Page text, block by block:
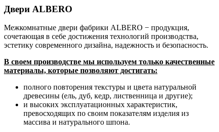
Двери ALBERO
Межкомнатные двери фабрики ALBERO − продукция,
сочетающая в себе достижения технологий производства,
эстетику современного дизайна, надежность и безопасность.
В своем производстве мы используем только качественные
материалы, которые позволяют достигать:
полного повторения текстуры и цвета натуральной
древесины (ель, дуб, кедр, лиственница и другие);
и высоких эксплуатационных характеристик,
превосходящих по своим показателям изделия из
массива и натурального шпона.